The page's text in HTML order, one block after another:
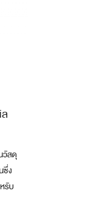
วัสดุ
ซึ่ง
รับ